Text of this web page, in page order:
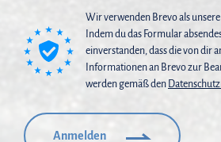
Wir verwenden Brevo als
Indem du das Formular
einverstanden, dass die von dir
Informationen an Brevo zur
werden gemäß den
Anmelden